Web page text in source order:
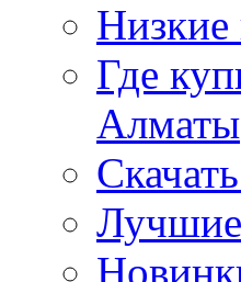
Низкие
Где
Алматы